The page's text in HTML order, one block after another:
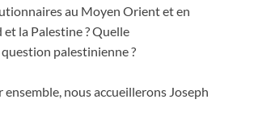
au Moyen Orient et en
la Palestine ? Quelle
palestinienne ?
ensemble, nous accueillerons Joseph